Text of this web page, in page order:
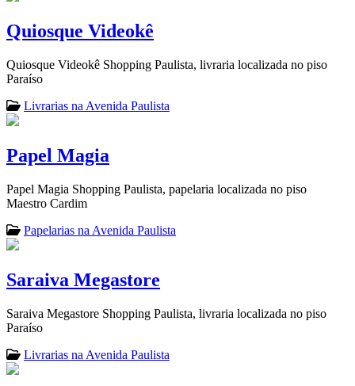
Quiosque Videokê
Quiosque Videokê Shopping Paulista, livraria localizada no piso
Paraíso
Livrarias na Avenida Paulista
Papel Magia
Papel Magia Shopping Paulista, papelaria localizada no piso
Maestro Cardim
Papelarias na Avenida Paulista
Saraiva Megastore
Saraiva Megastore Shopping Paulista, livraria localizada no piso
Paraíso
Livrarias na Avenida Paulista